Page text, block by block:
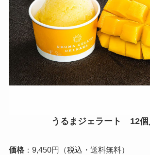
うるまジェラート 12個
価格：9,450円（税込・送料無料）